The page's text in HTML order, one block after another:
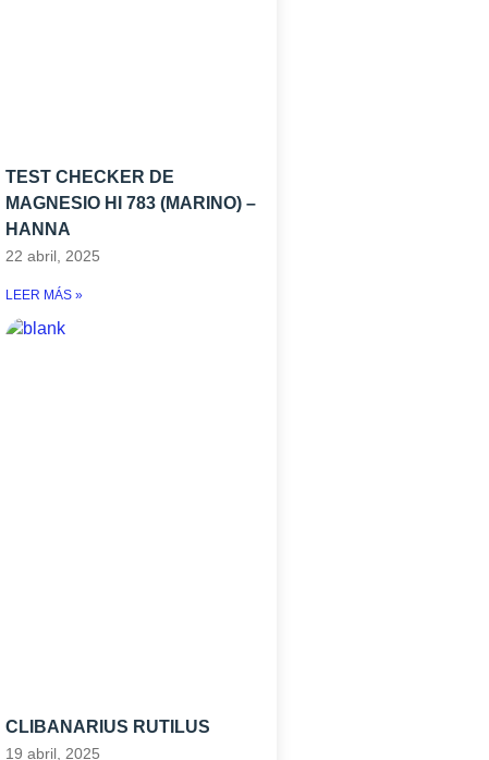
TEST CHECKER DE
MAGNESIO HI 783 (MARINO) –
HANNA
22 abril, 2025
LEER MÁS »
CLIBANARIUS RUTILUS
19 abril, 2025